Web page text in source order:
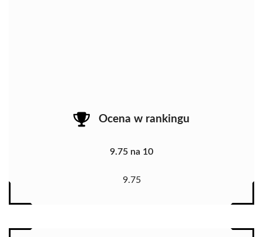
Ocena w rankingu
9.75 na 10
9.75